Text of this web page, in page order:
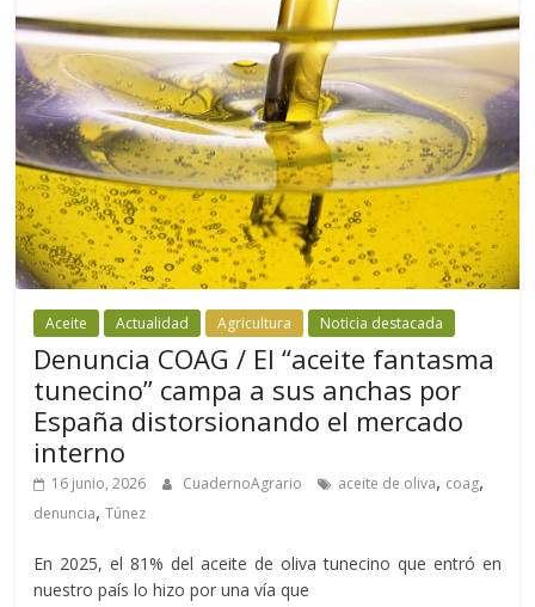
Aceite Actualidad Agricultura Noticia destacada
Denuncia COAG / El “aceite fantasma
tunecino” campa a sus anchas por
España distorsionando el mercado
interno
16 junio, 2026 CuadernoAgrario aceite de oliva, coag,
denuncia,Túnez
En 2025, el 81% del aceite de oliva tunecino que entró en
nuestro país lo hizo por una vía que